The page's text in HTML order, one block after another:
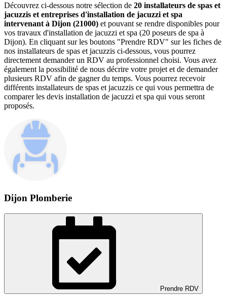
Découvrez ci-dessous notre sélection de 20 installateurs de spas et
jacuzzis et entreprises d'installation de jacuzzi et spa
intervenant à Dijon (21000) et pouvant se rendre disponibles pour
vos travaux d'installation de jacuzzi et spa (20 poseurs de spa à
Dijon). En cliquant sur les boutons "Prendre RDV" sur les fiches de
nos installateurs de spas et jacuzzis ci-dessous, vous pourrez
directement demander un RDV au professionnel choisi. Vous avez
également la possibilité de nous décrire votre projet et de demander
plusieurs RDV afin de gagner du temps. Vous pourrez recevoir
différents installateurs de spas et jacuzzis ce qui vous permettra de
comparer les devis installation de jacuzzi et spa qui vous seront
proposés.
Dijon Plomberie
Prendre RDV